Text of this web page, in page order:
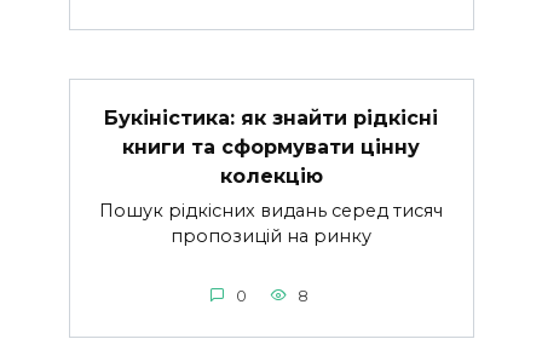
Букіністика: як знайти рідкісні
книги та сформувати цінну
колекцію
Пошук рідкісних видань серед тисяч
пропозицій на ринку
0 8